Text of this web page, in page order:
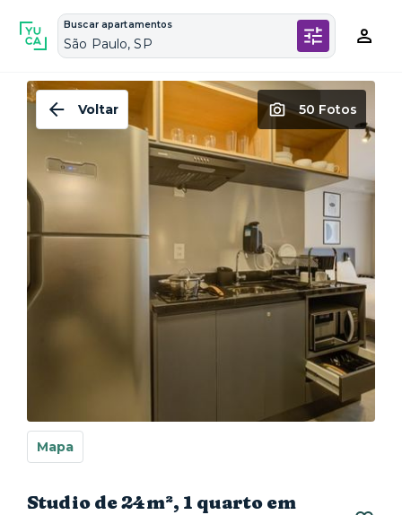
Buscar apartamentos
São Paulo, SP
Voltar 50 Fotos
Mapa
Studio de 24m², 1 quarto em